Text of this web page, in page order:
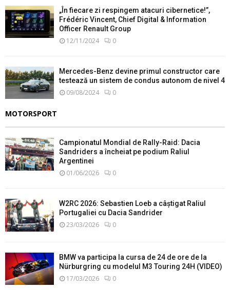
„În fiecare zi respingem atacuri cibernetice!”,
Frédéric Vincent, Chief Digital & Information
Officer Renault Group
12/11/2024 0
Mercedes-Benz devine primul constructor care
testează un sistem de condus autonom de nivel 4
09/08/2024 0
MOTORSPORT
Campionatul Mondial de Rally-Raid: Dacia
Sandriders a încheiat pe podium Raliul
Argentinei
01/06/2026 0
W2RC 2026: Sebastien Loeb a câștigat Raliul
Portugaliei cu Dacia Sandrider
23/03/2026 0
BMW va participa la cursa de 24 de ore de la
Nürburgring cu modelul M3 Touring 24H (VIDEO)
17/03/2026 0